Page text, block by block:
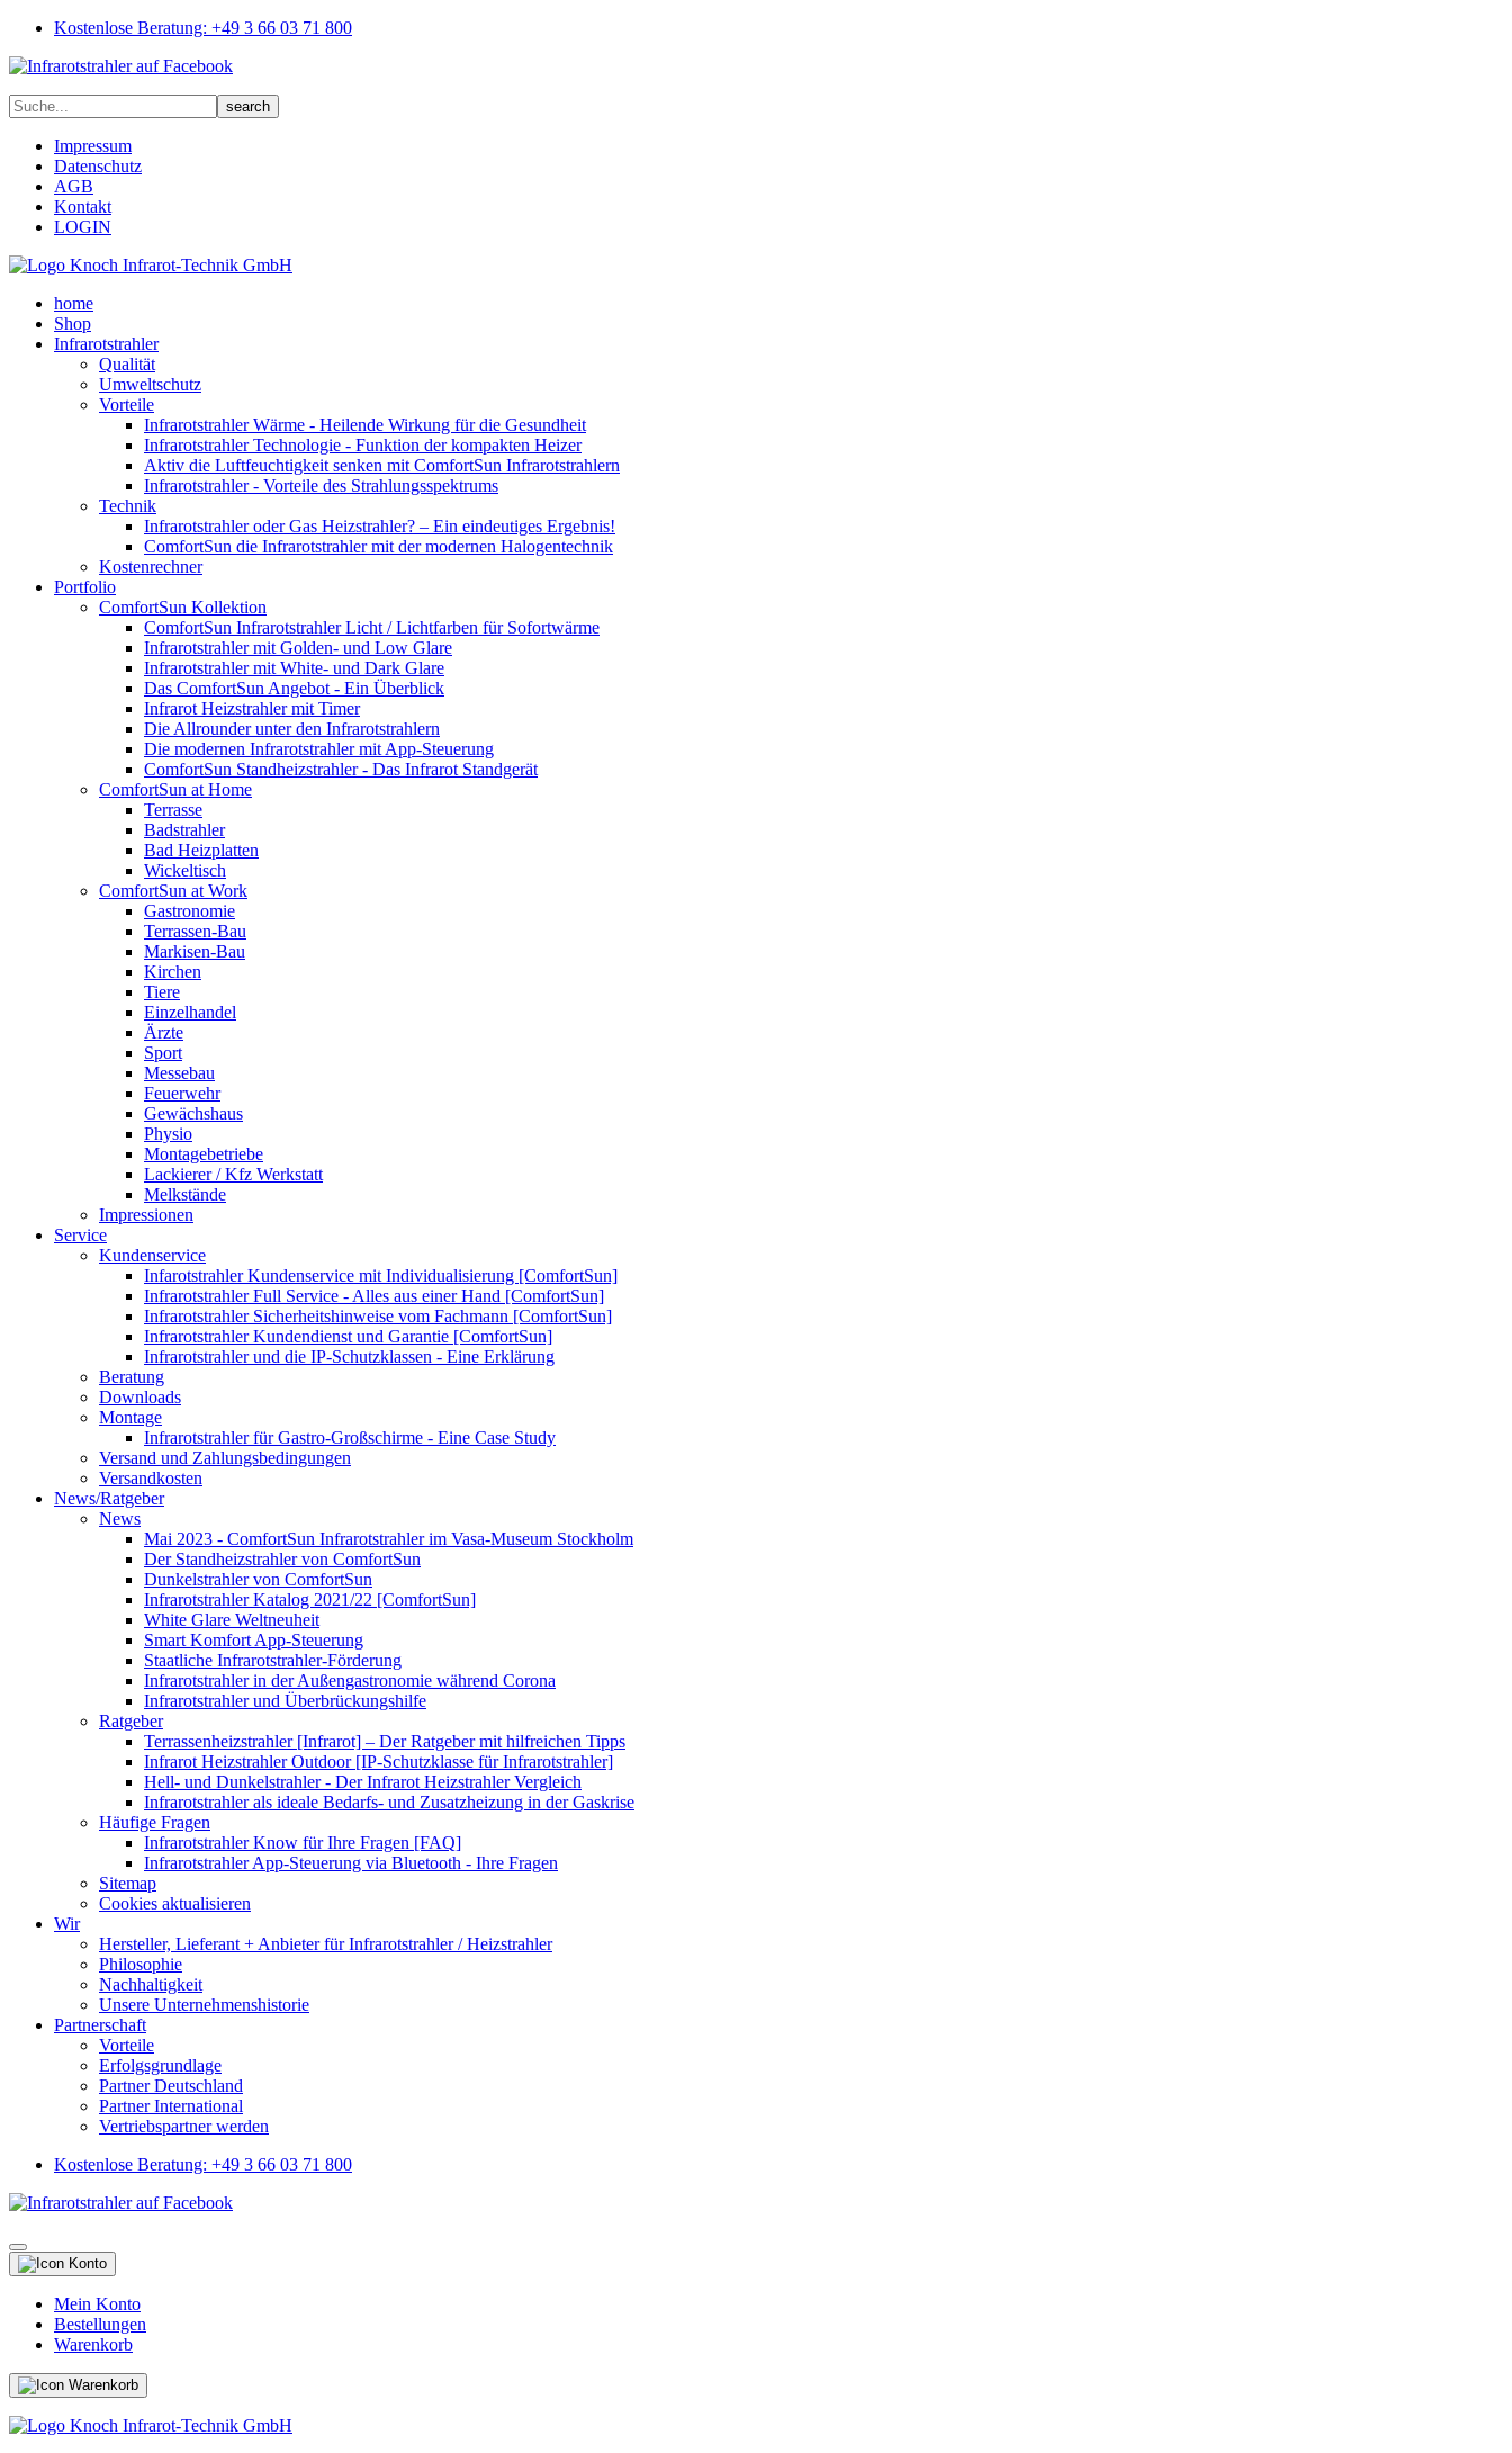
Kostenlose Beratung: +49 3 66 03 71 800
Impressum
Datenschutz
AGB
Kontakt
LOGIN
home
Shop
Infrarotstrahler
Qualität
Umweltschutz
Vorteile
Infrarotstrahler Wärme - Heilende Wirkung für die Gesundheit
Infrarotstrahler Technologie - Funktion der kompakten Heizer
Aktiv die Luftfeuchtigkeit senken mit ComfortSun Infrarotstrahlern
Infrarotstrahler - Vorteile des Strahlungsspektrums
Technik
Infrarotstrahler oder Gas Heizstrahler? – Ein eindeutiges Ergebnis!
ComfortSun die Infrarotstrahler mit der modernen Halogentechnik
Kostenrechner
Portfolio
ComfortSun Kollektion
ComfortSun Infrarotstrahler Licht / Lichtfarben für Sofortwärme
Infrarotstrahler mit Golden- und Low Glare
Infrarotstrahler mit White- und Dark Glare
Das ComfortSun Angebot - Ein Überblick
Infrarot Heizstrahler mit Timer
Die Allrounder unter den Infrarotstrahlern
Die modernen Infrarotstrahler mit App-Steuerung
ComfortSun Standheizstrahler - Das Infrarot Standgerät
ComfortSun at Home
Terrasse
Badstrahler
Bad Heizplatten
Wickeltisch
ComfortSun at Work
Gastronomie
Terrassen-Bau
Markisen-Bau
Kirchen
Tiere
Einzelhandel
Ärzte
Sport
Messebau
Feuerwehr
Gewächshaus
Physio
Montagebetriebe
Lackierer / Kfz Werkstatt
Melkstände
Impressionen
Service
Kundenservice
Infarotstrahler Kundenservice mit Individualisierung [ComfortSun]
Infrarotstrahler Full Service - Alles aus einer Hand [ComfortSun]
Infrarotstrahler Sicherheitshinweise vom Fachmann [ComfortSun]
Infrarotstrahler Kundendienst und Garantie [ComfortSun]
Infrarotstrahler und die IP-Schutzklassen - Eine Erklärung
Beratung
Downloads
Montage
Infrarotstrahler für Gastro-Großschirme - Eine Case Study
Versand und Zahlungsbedingungen
Versandkosten
News/Ratgeber
News
Mai 2023 - ComfortSun Infrarotstrahler im Vasa-Museum Stockholm
Der Standheizstrahler von ComfortSun
Dunkelstrahler von ComfortSun
Infrarotstrahler Katalog 2021/22 [ComfortSun]
White Glare Weltneuheit
Smart Komfort App-Steuerung
Staatliche Infrarotstrahler-Förderung
Infrarotstrahler in der Außengastronomie während Corona
Infrarotstrahler und Überbrückungshilfe
Ratgeber
Terrassenheizstrahler [Infrarot] – Der Ratgeber mit hilfreichen Tipps
Infrarot Heizstrahler Outdoor [IP-Schutzklasse für Infrarotstrahler]
Hell- und Dunkelstrahler - Der Infrarot Heizstrahler Vergleich
Infrarotstrahler als ideale Bedarfs- und Zusatzheizung in der Gaskrise
Häufige Fragen
Infrarotstrahler Know für Ihre Fragen [FAQ]
Infrarotstrahler App-Steuerung via Bluetooth - Ihre Fragen
Sitemap
Cookies aktualisieren
Wir
Hersteller, Lieferant + Anbieter für Infrarotstrahler / Heizstrahler
Philosophie
Nachhaltigkeit
Unsere Unternehmenshistorie
Partnerschaft
Vorteile
Erfolgsgrundlage
Partner Deutschland
Partner International
Vertriebspartner werden
Kostenlose Beratung: +49 3 66 03 71 800
Mein Konto
Bestellungen
Warenkorb